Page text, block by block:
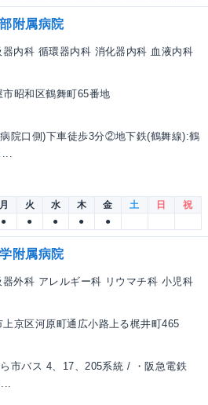
附属病院
内科 循環器内科 消化器内科 血液内科
昭和区鶴舞町65番地
院口側)下車徒歩3分②地下鉄(鶴舞線):鶴
月 火 水 木 金 土 日
祝
● ● ● ● ●
附属病院
外科 アレルギー科 リウマチ科 小児科
京区河原町通広小路上る梶井町465
市バス 4、17、205系統 / ・阪急電鉄